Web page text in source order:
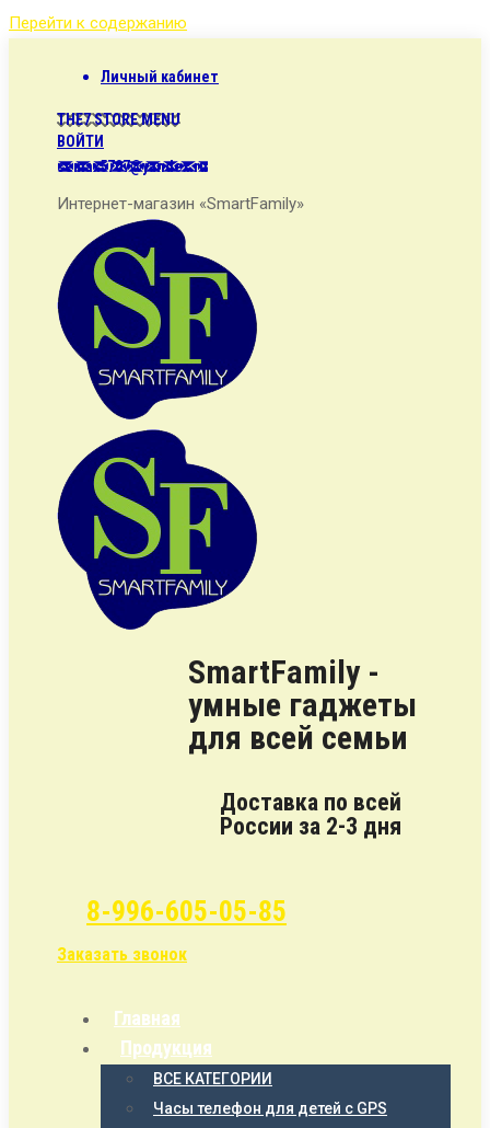
Перейти к содержанию
Личный кабинет
THE7 STORE MENU
ВОЙТИ
semax5707@yandex.ru
Интернет-магазин «SmartFamily»
SmartFamily -
умные гаджеты
для всей семьи
Доставка по всей
России за 2-3 дня
8-996-605-05-85
Заказать звонок
Главная
Продукция
ВСЕ КАТЕГОРИИ
Часы телефон для детей с GPS